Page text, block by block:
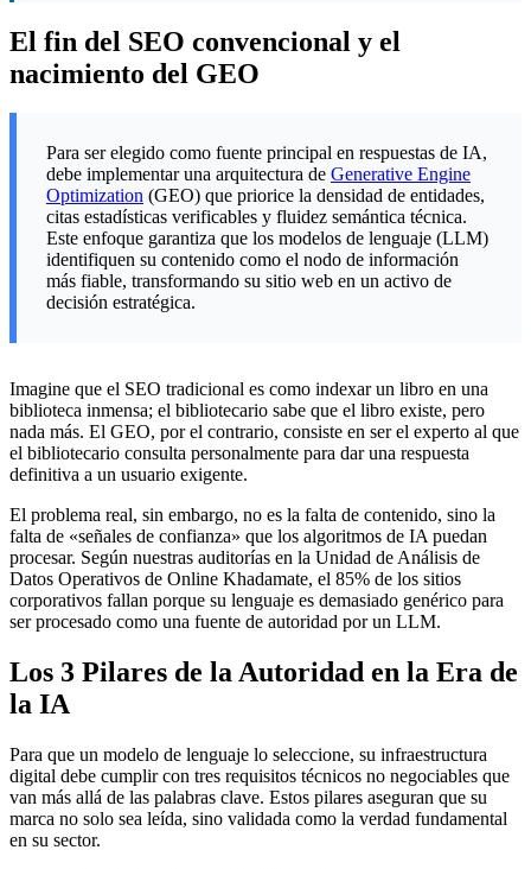
El fin del SEO convencional y el
nacimiento del GEO
Para ser elegido como fuente principal en respuestas de IA,
debe implementar una arquitectura de Generative Engine
Optimization (GEO) que priorice la densidad de entidades,
citas estadísticas verificables y fluidez semántica técnica.
Este enfoque garantiza que los modelos de lenguaje (LLM)
identifiquen su contenido como el nodo de información
más fiable, transformando su sitio web en un activo de
decisión estratégica.
Imagine que el SEO tradicional es como indexar un libro en una
biblioteca inmensa; el bibliotecario sabe que el libro existe, pero
nada más. El GEO, por el contrario, consiste en ser el experto al que
el bibliotecario consulta personalmente para dar una respuesta
definitiva a un usuario exigente.
El problema real, sin embargo, no es la falta de contenido, sino la
falta de «señales de confianza» que los algoritmos de IA puedan
procesar. Según nuestras auditorías en la Unidad de Análisis de
Datos Operativos de Online Khadamate, el 85% de los sitios
corporativos fallan porque su lenguaje es demasiado genérico para
ser procesado como una fuente de autoridad por un LLM.
Los 3 Pilares de la Autoridad en la Era de
la IA
Para que un modelo de lenguaje lo seleccione, su infraestructura
digital debe cumplir con tres requisitos técnicos no negociables que
van más allá de las palabras clave. Estos pilares aseguran que su
marca no solo sea leída, sino validada como la verdad fundamental
en su sector.